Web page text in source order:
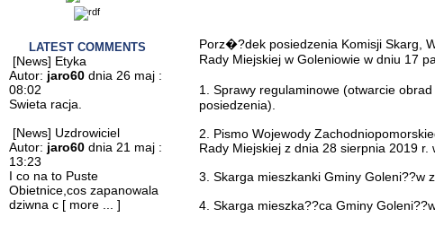
LATEST COMMENTS
[News] Etyka
Autor: jaro60 dnia 26 maj :
08:02
Swieta racja.
[News] Uzdrowiciel
Autor: jaro60 dnia 21 maj :
13:23
I co na to Puste
Obietnice,cos zapanowala
dziwna c [ more ... ]
Porz�?dek posiedzenia Komisji Skarg,
Rady Miejskiej w Goleniowie w dniu 17
1. Sprawy regulaminowe (otwarcie
posiedzenia).
2. Pismo Wojewody
Rady Miejskiej z dnia 28 sierpnia 2019
3. Skarga mieszkanki Gminy Goleni??w
4. Skarga mieszka??ca Gminy